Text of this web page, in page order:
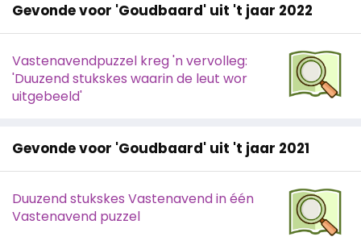
Gevonde voor 'Goudbaard' uit 't jaar 2022
Vastenavendpuzzel kreg 'n vervolleg:
'Duuzend stukskes waarin de leut wor
uitgebeeld'
Gevonde voor 'Goudbaard' uit 't jaar 2021
Duuzend stukskes Vastenavend in één
Vastenavend puzzel